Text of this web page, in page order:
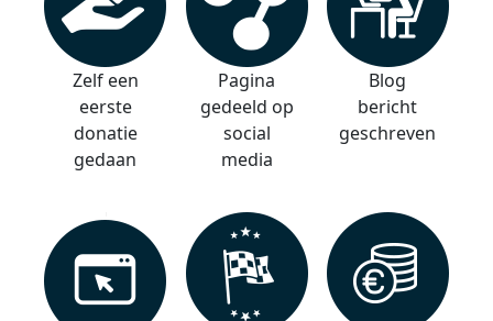
Zelf een
eerste
donatie
gedaan
Pagina
gedeeld op
social
media
Blog
bericht
geschreven